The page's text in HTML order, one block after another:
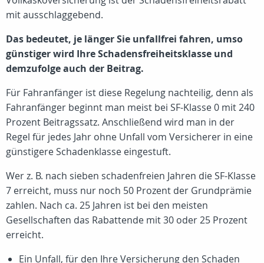
mit ausschlaggebend.
Das bedeutet, je länger Sie unfallfrei fahren, umso
günstiger wird Ihre Schadensfreiheitsklasse und
demzufolge auch der Beitrag.
Für Fahranfänger ist diese Regelung nachteilig, denn als
Fahranfänger beginnt man meist bei SF-Klasse 0 mit 240
Prozent Beitragssatz. Anschließend wird man in der
Regel für jedes Jahr ohne Unfall vom Versicherer in eine
günstigere Schadenklasse eingestuft.
Wer z. B. nach sieben schadenfreien Jahren die SF-Klasse
7 erreicht, muss nur noch 50 Prozent der Grundprämie
zahlen. Nach ca. 25 Jahren ist bei den meisten
Gesellschaften das Rabattende mit 30 oder 25 Prozent
erreicht.
Ein Unfall, für den Ihre Versicherung den Schaden